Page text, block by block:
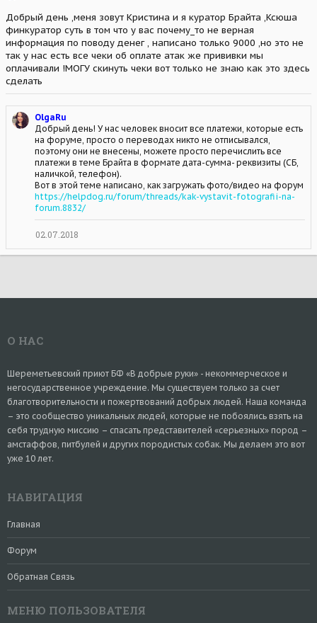
Добрый день ,меня зовут Кристина и я куратор Брайта ,Ксюша
финкуратор суть в том что у вас почему_то не верная
информация по поводу денег , написано только 9000 ,но это не
так у нас есть все чеки об оплате атак же прививки мы
оплачивали !МОГУ скинуть чеки вот только не знаю как это здесь
сделать
OlgaRu
Добрый день! У нас человек вносит все платежи, которые есть
на форуме, просто о переводах никто не отписывался,
поэтому они не внесены, можете просто перечислить все
платежи в теме Брайта в формате дата-сумма- реквизиты (СБ,
наличкой, телефон).
Вот в этой теме написано, как загружать фото/видео на форум
https://helpdog.ru/forum/threads/kak-vystavit-fotografii-na-
forum.8832/
02.07.2018
О НАС
Шереметьевский приют БФ «В добрые руки» - некоммерческое и
негосударственное учреждение. Мы существуем только за счет
благотворительности и пожертвований добрых людей. Наша команда
– это сообщество уникальных людей, которые не побоялись взять на
себя трудную миссию – спасать представителей «серьезных» пород –
амстаффов, питбулей и других породистых собак. Мы делаем это вот
уже 10 лет.
НАВИГАЦИЯ
Главная
Форум
Обратная Связь
МЕНЮ ПОЛЬЗОВАТЕЛЯ